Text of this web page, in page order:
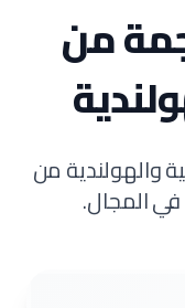
من
والهولندية من
المجال.